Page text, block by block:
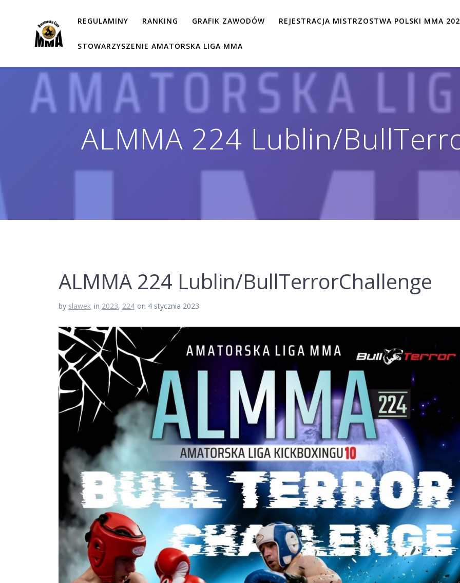
REGULAMINY RANKING GRAFIK ZAWODÓW REJESTRACJA MISTRZOSTWA POLSKI MMA
STOWARZYSZENIE AMATORSKA LIGA MMA
ALMMA 224 Lublin/
ALMMA 224 Lublin/BullTerrorChallenge
by slawek in 2023, 224 on 4 stycznia 2023